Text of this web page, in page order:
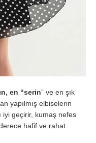
en “serin” ve en şık
yapılmış elbiselerin
iyi geçirir, kumaş nefes
hafif ve rahat